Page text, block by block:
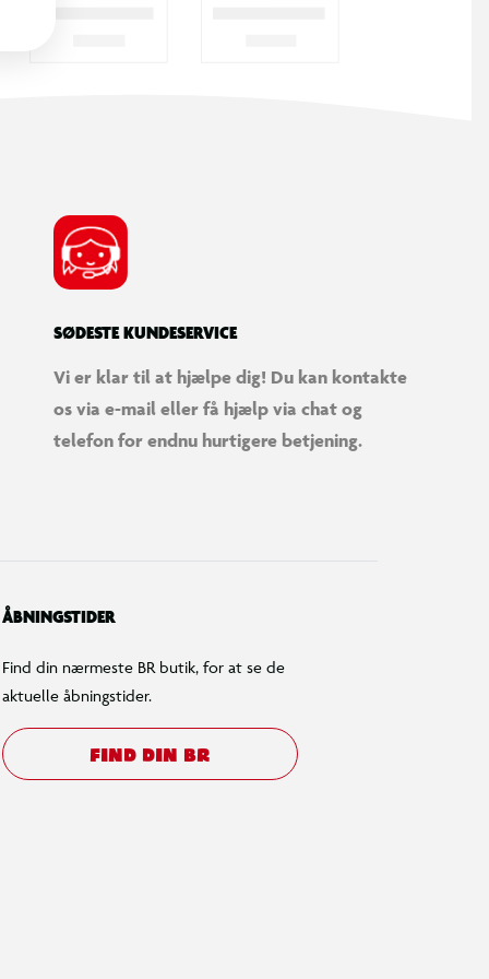
SØDESTE KUNDESERVICE
Vi er klar til at hjælpe dig! Du kan kontakte
os via e-mail eller få hjælp via chat og
telefon for endnu hurtigere betjening.
ÅBNINGSTIDER
Find din nærmeste BR butik, for at se de
aktuelle åbningstider.
FIND DIN BR